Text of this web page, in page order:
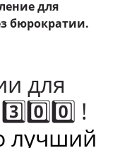
для
бюрократии.
для
!
лучший